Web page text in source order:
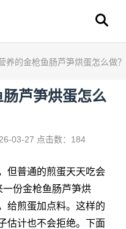
养的金枪鱼肠芦笋烘蛋怎么做？
芦笋烘蛋怎么
03-27 点击数：184
但普通的煎蛋天天吃会
份金枪鱼肠芦笋烘
给煎蛋加点料。这样的
估计也不会拒绝。下面